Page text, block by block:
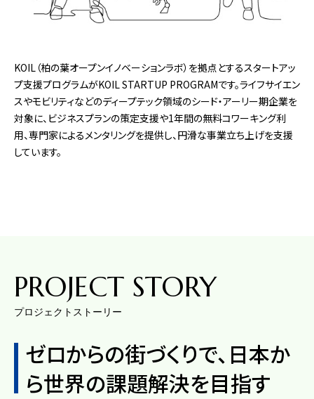
KOIL（柏の葉オープンイノベーションラボ）を拠点とするスタートアッ
プ支援プログラムがKOIL STARTUP PROGRAMです。ライフサイエン
スやモビリティなどのディープテック領域のシード・アーリー期企業を
対象に、ビジネスプランの策定支援や1年間の無料コワーキング利
用、専門家によるメンタリングを提供し、円滑な事業立ち上げを支援
しています。
PROJECT STORY
プロジェクトストーリー
ゼロからの街づくりで、日本か
ら世界の課題解決を目指す